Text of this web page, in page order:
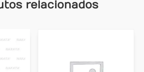
relacionados